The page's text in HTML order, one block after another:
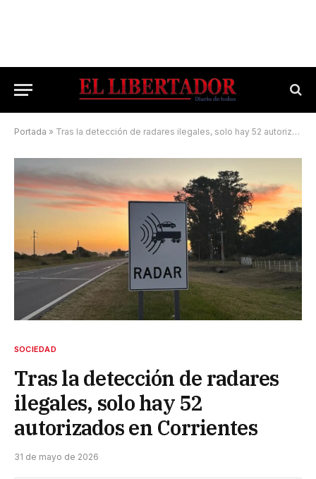
Portada » Tras la detección de radares ilegales, solo hay 52 autorizados en Corrientes
SOCIEDAD
Tras la detección de radares
ilegales, solo hay 52
autorizados en Corrientes
31 de mayo de 2026